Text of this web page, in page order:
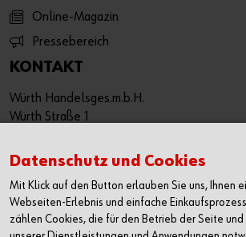
Online-Magazin
Pressebereich
KONTAKT
Würth Handelsges.m.b.H.
Würth Straße 1
Österreich
T: +43 50 8242 0
F: +43 50 8242 53333
info@wuerth.at
Datenschutz und Cookies
Mit Klick auf den Button erlauben Sie uns, Ihnen
Webseiten-Erlebnis und einfache
zählen Cookies, die für den Betrieb der Seite